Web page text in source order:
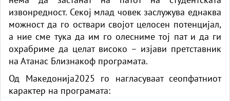
извонредност. Секој млад човек заслужува еднаква
можност да го оствари својот целосен потенцијал,
а ние сме тука да им го олесниме тој пат и да ги
охрабриме да целат високо – изјави претставник
на Атанас Близнакоф програмата.
Од Македонија2025 го нагласуваат сеопфатниот
карактер на програмата: